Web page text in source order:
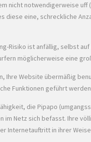
nicht notwendigerweise
diese eine, schreckliche
Risiko ist anfällig, selbst
möglicherweise eine
Ihre Website übermäßig
Funktionen geführt
die Pipapo
im Netz sich befasst. Ihre
Internetauftritt in ihrer